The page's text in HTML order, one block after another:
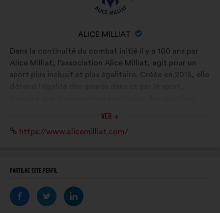
INTERNET
MAKE.ORG
PERFIL
MILLIAT
NOME
DA
ORGANIZAÇÃO
ALICE MILLIAT
Dans la continuité du combat initié il y a 100 ans par
Alice Milliat, l’association Alice Milliat, agit pour un
sport plus inclusif et plus égalitaire. Créée en 2015, elle
et discriminatoire sur tous les terrains de sport.
VER +
Sítiohttps://www.alicemilliat.com/
PARTILHE ESTE PERFIL